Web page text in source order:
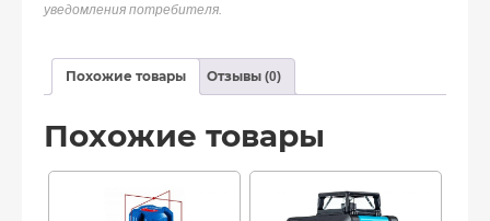
уведомления потребителя.
Похожие товары Отзывы (0)
Похожие товары